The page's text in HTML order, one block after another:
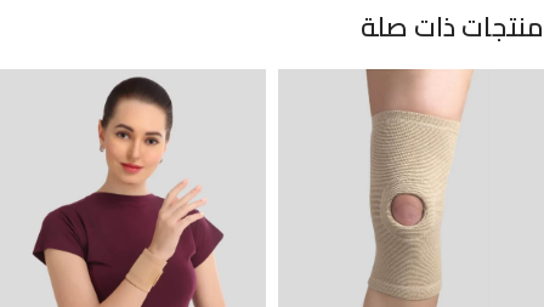
منتجات ذات صلة